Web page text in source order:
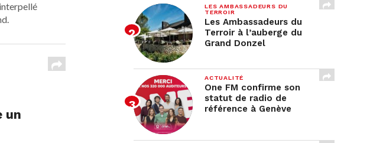
un
LES AMBASSADEURS DU
TERROIR
Les Ambassadeurs du
Terroir à l’auberge du
Grand Donzel
ACTUALITÉ
One FM confirme son
statut de radio de
référence à Genève